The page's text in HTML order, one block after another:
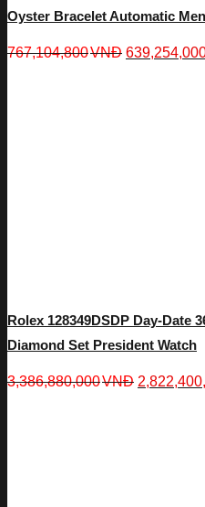
Oyster Bracelet Automatic
767,104,800VNĐ
Rolex 128349DSDP Day-Date
Diamond Set President Watch
3,386,880,000VNĐ